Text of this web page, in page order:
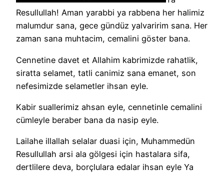
Resullullah! Aman yarabbi ya rabbena her halimiz
malumdur sana, gece gündüz yalvaririm sana. Her
zaman sana muhtacim, cemalini göster bana.
Cennetine davet et Allahim kabrimizde rahatlik,
siratta selamet, tatli canimiz sana emanet, son
nefesimizde selametler ihsan eyle.
Kabir suallerimiz ahsan eyle, cennetinle cemalini
cümleyle beraber bana da nasip eyle.
Lailahe illallah selalar duasi için, Muhammedün
Resullullah arsi ala gölgesi için hastalara sifa,
dertlilere deva, borçlulara edalar ihsan eyle Ya